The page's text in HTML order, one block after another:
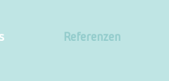
Referenzen